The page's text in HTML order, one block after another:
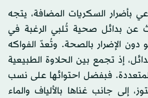
بأضرار السكريات المضافة، يتجه
عن بدائل صحية تُلبي الرغبة في
دون الإضرار بالصحة. وتُعدّ الفواكه
إذ تجمع بين الحلاوة الطبيعية
المتعددة. فبفضل احتوائها على نسب
إلى جانب غناها بالألياف والماء